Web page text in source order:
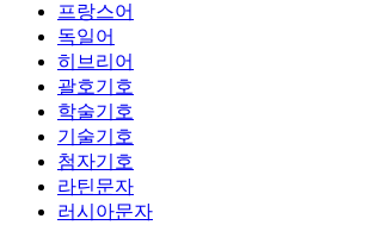
프랑스어
독일어
히브리어
괄호기호
학술기호
기술기호
첨자기호
라틴문자
러시아문자